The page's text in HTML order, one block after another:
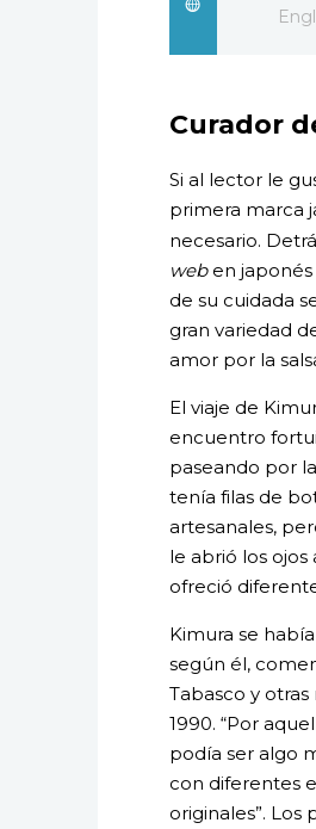
Curador
Si al lector le
primera marca
necesario.
weben japonés
de su cuidada
gran variedad
amor por la
El viaje de
encuentro
paseando por
tenía filas de
artesanales,
le abrió los
ofreció
Kimura se
según él,
Tabasco y
1990. “Por
podía ser algo
con diferentes
originales”.